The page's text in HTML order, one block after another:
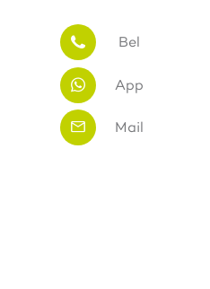
Bel
App
Mail